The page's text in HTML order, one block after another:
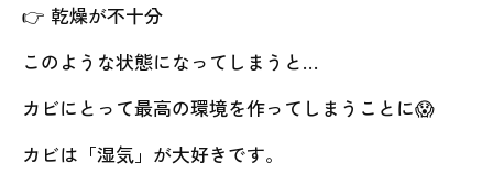
👉 乾燥が不十分
このような状態になってしまうと…
カビにとって最高の環境を作ってしまうことに😱
カビは「湿気」が大好きです。